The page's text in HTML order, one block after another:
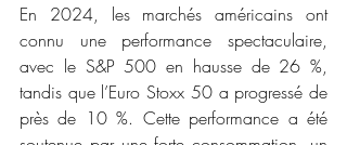
En 2024, les marchés américains ont
connu une performance spectaculaire,
avec le S&P 500 en hausse de 26 %,
tandis que l’Euro Stoxx 50 a progressé de
près de 10 %. Cette performance a été